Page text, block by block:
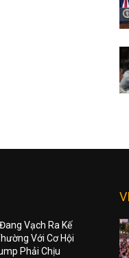
Vạch Ra Kế
Với Cơ Hội
Phải Chịu